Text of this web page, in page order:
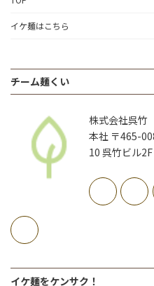
イケ麺はこちら
チーム麺くい
株式会社呉竹
本社 〒465-
10 呉竹ビル2F
イケ麺をケンサク！